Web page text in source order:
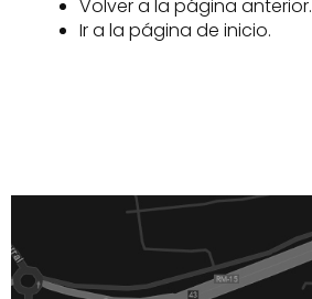
Volver a la página anterior.
Ir a la página de inicio.